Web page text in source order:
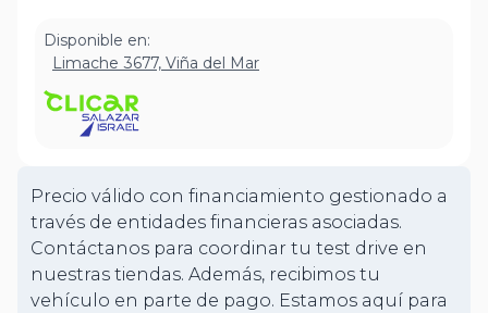
Disponible en:
Limache 3677, Viña del Mar
Precio válido con financiamiento gestionado a
través de entidades financieras asociadas.
Contáctanos para coordinar tu test drive en
nuestras tiendas. Además, recibimos tu
vehículo en parte de pago. Estamos aquí para